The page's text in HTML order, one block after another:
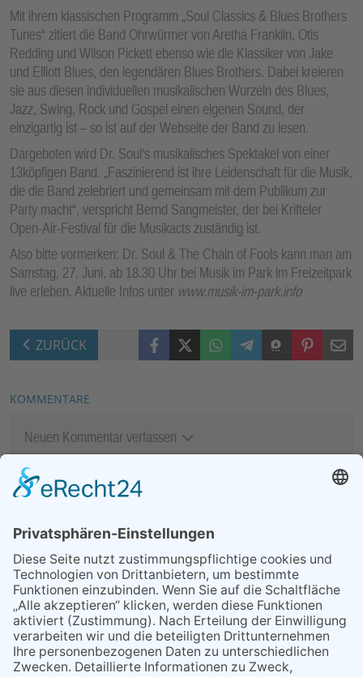
Mit ihrem klassischen Programm „Soul Classics & Blues Brothers
Tunes“ zitiert die Band Ohrwürmer von Aretha Franklin, Otis
Redding und Wilson Pickett ebenso wie die Klassiker von Jake
und Elliott Blues, den legendären Blues Brothers. Dabei kreieren
sie aus diesen individuellen musikalischen Wurzeln des Blues,
Jazz, Swing, Rock und Gospel einen eigenen Sound, der
einzigartig ist – so ist auf der Webseite der Band zu lesen.
Dargeboten wird Dr. Soul‘s musikalisches Spektakel von einer
13köpfigen Band. „Faszinierend ist ihre Leidenschaft für die Musik,
die die Band zelebriert und gemeinsam mit dem Publikum zur
Party macht“, verspricht Bernd Sangmeister, der bei Krifteler
Open-Air-Festival für die Musikacts zuständig ist.
Also bitte vormerken: Dr. Soul & The Chain of Fools kann man am
Samstag, 27. Juni, ab 18.30 Uhr bei Musik im Park im Freizeitpark
live erleben. Aktuelle Infos unter www.musik-im-park.info
ZURÜCK FacebookX (Twitter)WhatsAppTelegramThreemaPinterestMail
KOMMENTARE
Neuen Kommentar verfassen
MEIST GELESEN
06.08.2026
13. Folk- & Bluesfestival
kehrt zurück zu seinen
Wurzeln
03.08.2026
„Mein Smartphone im Alltag“
07.08.2026
Niederlage trotz guter
Leistung
07.08.2026
Montag, 24. August: Handy